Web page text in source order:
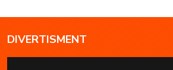
DIVERTISMENT